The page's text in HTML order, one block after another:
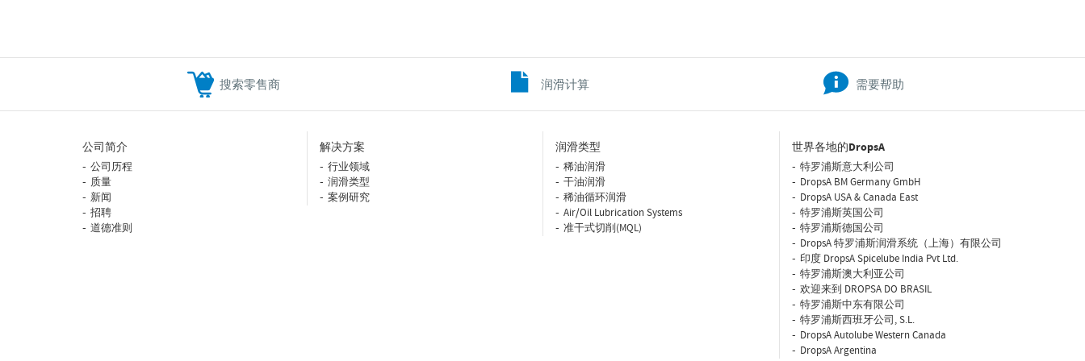
搜索零售商 润滑计算 需要帮助
公司简介
公司历程
质量
新闻
招聘
道德准则
解决方案
行业领域
润滑类型
案例研究
润滑类型
稀油润滑
干油润滑
稀油循环润滑
Air/Oil Lubrication Systems
准干式切削(MQL)
世界各地的DropsA
特罗浦斯意大利公司
DropsA BM Germany GmbH
DropsA USA & Canada East
特罗浦斯英国公司
特罗浦斯德国公司
DropsA 特罗浦斯润滑系统（上海）有限公司
印度 DropsA Spicelube India Pvt Ltd.
特罗浦斯澳大利亚公司
欢迎来到 DROPSA DO BRASIL
特罗浦斯中东有限公司
特罗浦斯西班牙公司, S.L.
DropsA Autolube Western Canada
DropsA Argentina